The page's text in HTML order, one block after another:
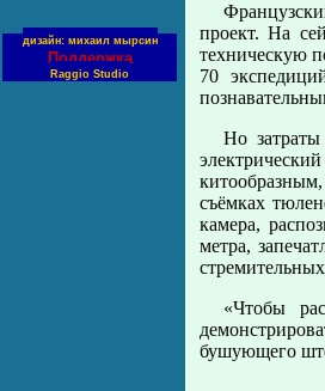
дизайн: михаил мырсин
Поддержка
Raggio Studio
проект. На
техническую
70
Но
съёмках
камера,
метра,
«Чтобы
бушующего